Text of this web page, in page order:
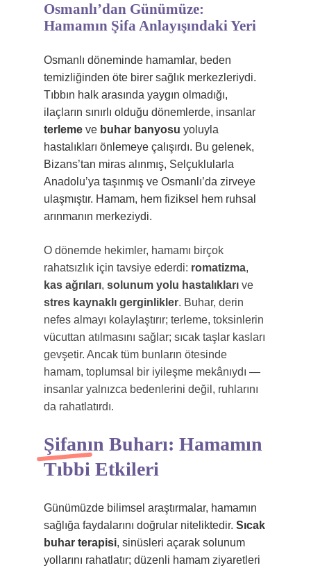
Osmanlı’dan Günümüze:
Hamamın Şifa Anlayışındaki Yeri
Osmanlı döneminde hamamlar, beden
temizliğinden öte birer sağlık merkezleriydi.
Tıbbın halk arasında yaygın olmadığı,
ilaçların sınırlı olduğu dönemlerde, insanlar
terleme ve buhar banyosu yoluyla
hastalıkları önlemeye çalışırdı. Bu gelenek,
Bizans’tan miras alınmış, Selçuklularla
Anadolu’ya taşınmış ve Osmanlı’da zirveye
ulaşmıştır. Hamam, hem fiziksel hem ruhsal
arınmanın merkeziydi.
O dönemde hekimler, hamamı birçok
rahatsızlık için tavsiye ederdi: romatizma,
kas ağrıları, solunum yolu hastalıkları ve
stres kaynaklı gerginlikler. Buhar, derin
nefes almayı kolaylaştırır; terleme, toksinlerin
vücuttan atılmasını sağlar; sıcak taşlar kasları
gevşetir. Ancak tüm bunların ötesinde
hamam, toplumsal bir iyileşme mekânıydı —
insanlar yalnızca bedenlerini değil, ruhlarını
da rahatlatırdı.
Şifanın Buharı: Hamamın
Tıbbi Etkileri
Günümüzde bilimsel araştırmalar, hamamın
sağlığa faydalarını doğrular niteliktedir. Sıcak
buhar terapisi, sinüsleri açarak solunum
yollarını rahatlatır; düzenli hamam ziyaretleri